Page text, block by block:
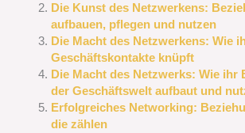
Die Kunst des Netzwerkens:
aufbauen, pflegen und nutzen
Die Macht des Netzwerkens: Wie
Geschäftskontakte knüpft
Die Macht des Netzwerks: Wie ihr
der Geschäftswelt aufbaut und
Erfolgreiches Networking:
die zählen